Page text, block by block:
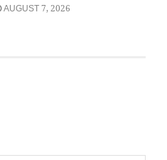
AUGUST 7, 2026